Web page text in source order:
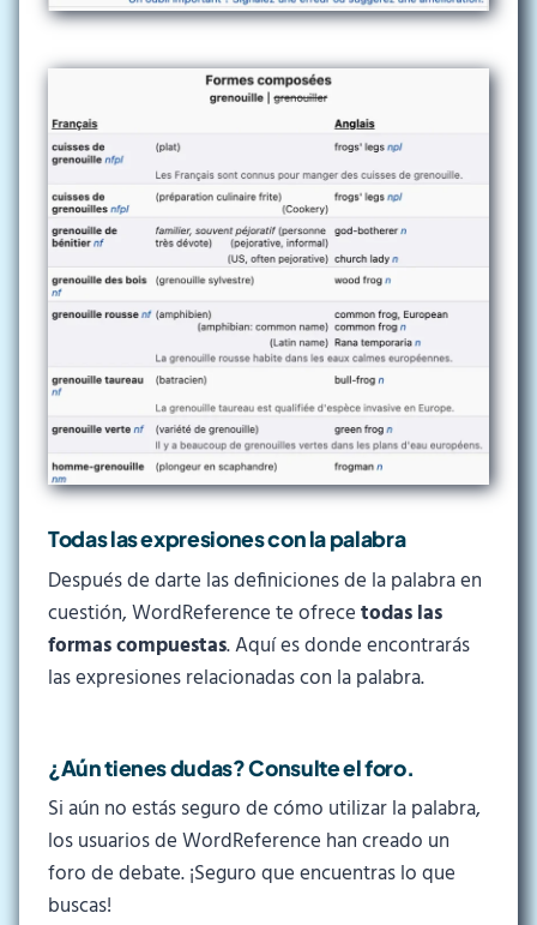
Todas las expresiones con la palabra
Después de darte las definiciones de la palabra en
cuestión, WordReference te ofrecetodas las
formas compuestas. Aquí es donde encontrarás
las expresiones relacionadas con la palabra.
¿Aún tienes dudas? Consulte el foro.
Si aún no estás seguro de cómo utilizar la palabra,
los usuarios de WordReference han creado un
foro de debate. ¡Seguro que encuentras lo que
buscas!